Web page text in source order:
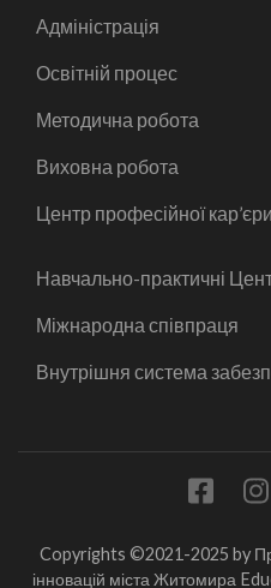
Адміністрація
Освітній процес
Методична робота
Виховна робота
Центр професійної кар’єри
Навчально-практичні
Міжнародна співпраця
Внутрішня система
Copyrights ©2021-2025 by
інновацій міста Житомира